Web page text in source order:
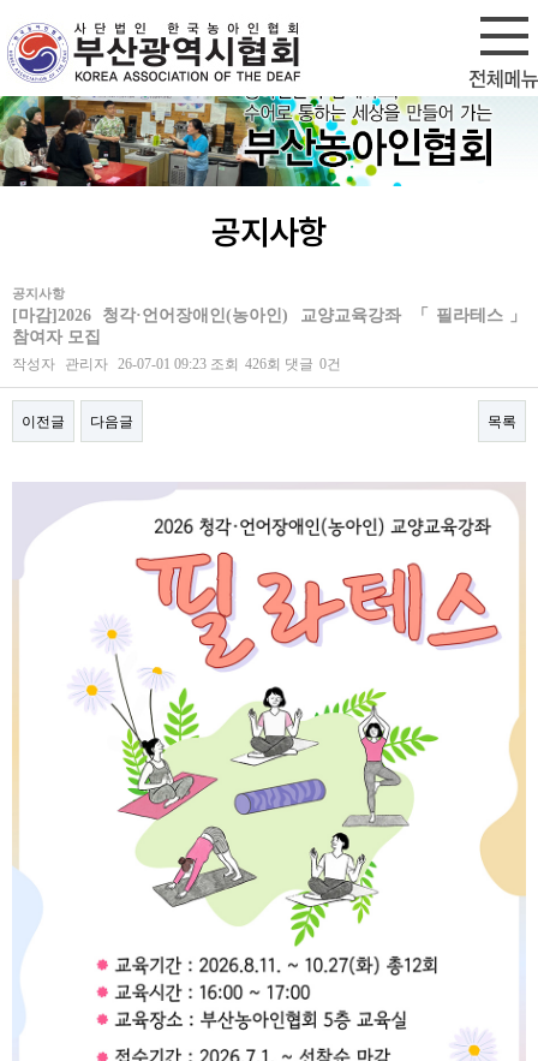
로그인
공지사항
공지사항
[마감]2026 청각·언어장애인(농아인) 교양교육강좌 「필라테스」
참여자 모집
작성자 관리자 26-07-01 09:23 조회 426회 댓글 0건
이전글 다음글 목록
본문